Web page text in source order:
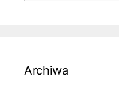
Archiwa